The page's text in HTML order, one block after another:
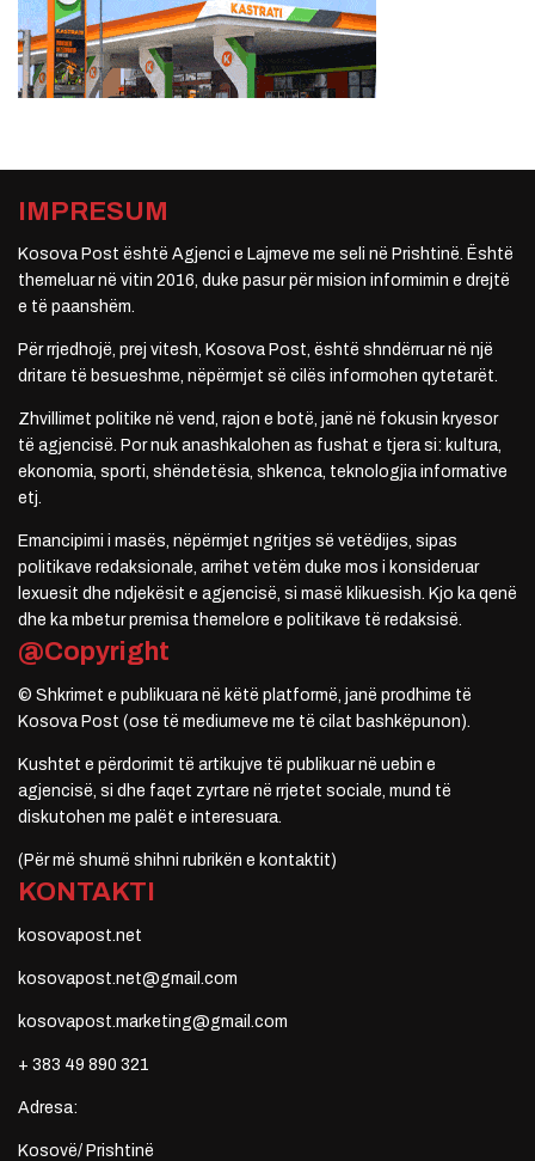
IMPRESUM
Kosova Post është Agjenci e Lajmeve me seli në Prishtinë. Është
themeluar në vitin 2016, duke pasur për mision informimin e drejtë
e të paanshëm.
Për rrjedhojë, prej vitesh, Kosova Post, është shndërruar në një
dritare të besueshme, nëpërmjet së cilës informohen qytetarët.
Zhvillimet politike në vend, rajon e botë, janë në fokusin kryesor
të agjencisë. Por nuk anashkalohen as fushat e tjera si: kultura,
ekonomia, sporti, shëndetësia, shkenca, teknologjia informative
etj.
Emancipimi i masës, nëpërmjet ngritjes së vetëdijes, sipas
politikave redaksionale, arrihet vetëm duke mos i konsideruar
lexuesit dhe ndjekësit e agjencisë, si masë klikuesish. Kjo ka qenë
dhe ka mbetur premisa themelore e politikave të redaksisë.
@Copyright
© Shkrimet e publikuara në këtë platformë, janë prodhime të
Kosova Post (ose të mediumeve me të cilat bashkëpunon).
Kushtet e përdorimit të artikujve të publikuar në uebin e
agjencisë, si dhe faqet zyrtare në rrjetet sociale, mund të
diskutohen me palët e interesuara.
(Për më shumë shihni rubrikën e kontaktit)
KONTAKTI
kosovapost.net
kosovapost.net@gmail.com
kosovapost.marketing@gmail.com
+ 383 49 890 321
Adresa:
Kosovë/ Prishtinë